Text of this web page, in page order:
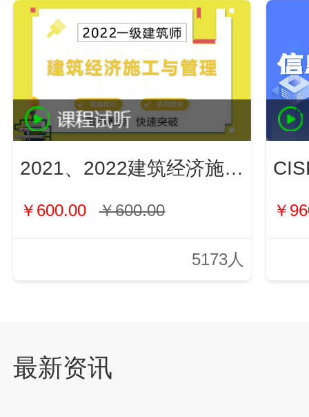
2021、2022建筑经济施工与管理（新）
￥600.00 ￥600.00
5173人
￥
最新资讯